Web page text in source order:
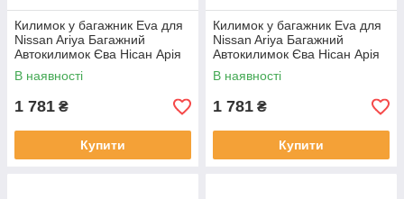
Килимок у багажник Eva для
Nissan Ariya Багажний
Автокилимок Єва Нісан Арія
Бежевий
В наявності
1 781 ₴
Купити
Килимок у багажник Eva для
Nissan Ariya Багажний
Автокилимок Єва Нісан Арія
Сірий
В наявності
1 781 ₴
Купити